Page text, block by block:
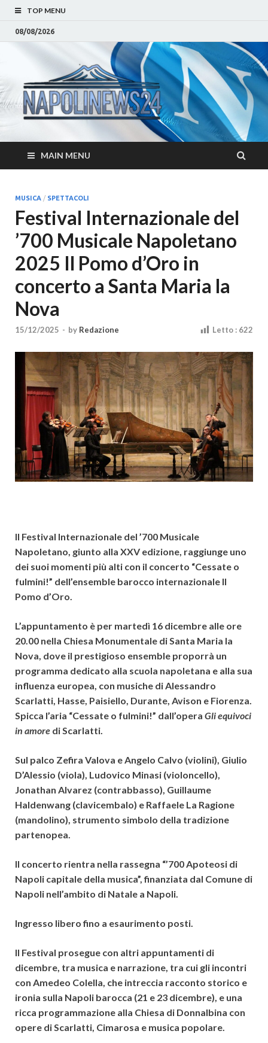
TOP MENU
08/08/2026
–
Napoli
Moda e
Cultura
Notizie sulla citta di
Napoli e Campania
Eventi, Sport
MAIN MENU
MUSICA / SPETTACOLI
Festival Internazionale del
’700 Musicale Napoletano
2025 Il Pomo d’Oro in
concerto a Santa Maria la
Nova
15/12/2025 - by Redazione Letto : 622
Il Festival Internazionale del ’700 Musicale
Napoletano, giunto alla XXV edizione, raggiunge uno
dei suoi momenti più alti con il concerto “Cessate o
fulmini!” dell’ensemble barocco internazionale Il
Pomo d’Oro.
L’appuntamento è per martedì 16 dicembre alle ore
20.00 nella Chiesa Monumentale di Santa Maria la
Nova, dove il prestigioso ensemble proporrà un
programma dedicato alla scuola napoletana e alla sua
influenza europea, con musiche di Alessandro
Scarlatti, Hasse, Paisiello, Durante, Avison e Fiorenza.
Spicca l’aria “Cessate o fulmini!” dall’opera Gli equivoci
in amore di Scarlatti.
Sul palco Zefira Valova e Angelo Calvo (violini), Giulio
D’Alessio (viola), Ludovico Minasi (violoncello),
Jonathan Alvarez (contrabbasso), Guillaume
Haldenwang (clavicembalo) e Raffaele La Ragione
(mandolino), strumento simbolo della tradizione
partenopea.
Il concerto rientra nella rassegna “’700 Apoteosi di
Napoli capitale della musica”, finanziata dal Comune di
Napoli nell’ambito di Natale a Napoli.
Ingresso libero fino a esaurimento posti.
Il Festival prosegue con altri appuntamenti di
dicembre, tra musica e narrazione, tra cui gli incontri
con Amedeo Colella, che intreccia racconto storico e
ironia sulla Napoli barocca (21 e 23 dicembre), e una
ricca programmazione alla Chiesa di Donnalbina con
opere di Scarlatti, Cimarosa e musica popolare.